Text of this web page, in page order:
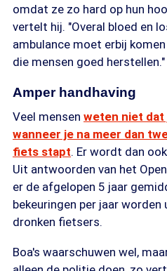
omdat ze zo hard op hun
vertelt hij. "Overal bloed en
ambulance moet erbij
die mensen goed herstellen."
Amper handhaving
Veel mensen weten niet
wanneer je na meer dan
fiets stapt. Er wordt dan
Uit antwoorden van het
er de afgelopen 5 jaar
bekeuringen per jaar worden
dronken fietsers.
Boa's waarschuwen wel,